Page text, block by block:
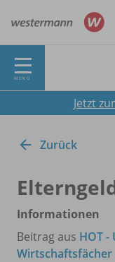
MENÜ
Jetzt
Zurück
Informationen
Beitrag aus HOT
Wirtschaftsfächer